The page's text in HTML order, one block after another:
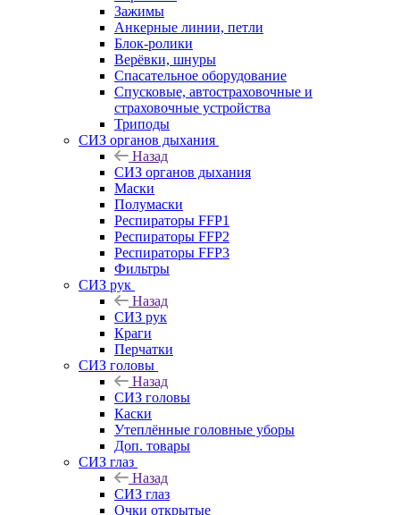
Зажимы
Анкерные линии, петли
Блок-ролики
Верёвки, шнуры
Спасательное оборудование
Спусковые, автостраховочные и
страховочные устройства
Триподы
СИЗ органов дыхания
Назад
СИЗ органов дыхания
Маски
Полумаски
Респираторы FFP1
Респираторы FFP2
Респираторы FFP3
Фильтры
СИЗ рук
Назад
СИЗ рук
Краги
Перчатки
СИЗ головы
Назад
СИЗ головы
Каски
Утеплённые головные уборы
Доп. товары
СИЗ глаз
Назад
СИЗ глаз
Очки открытые